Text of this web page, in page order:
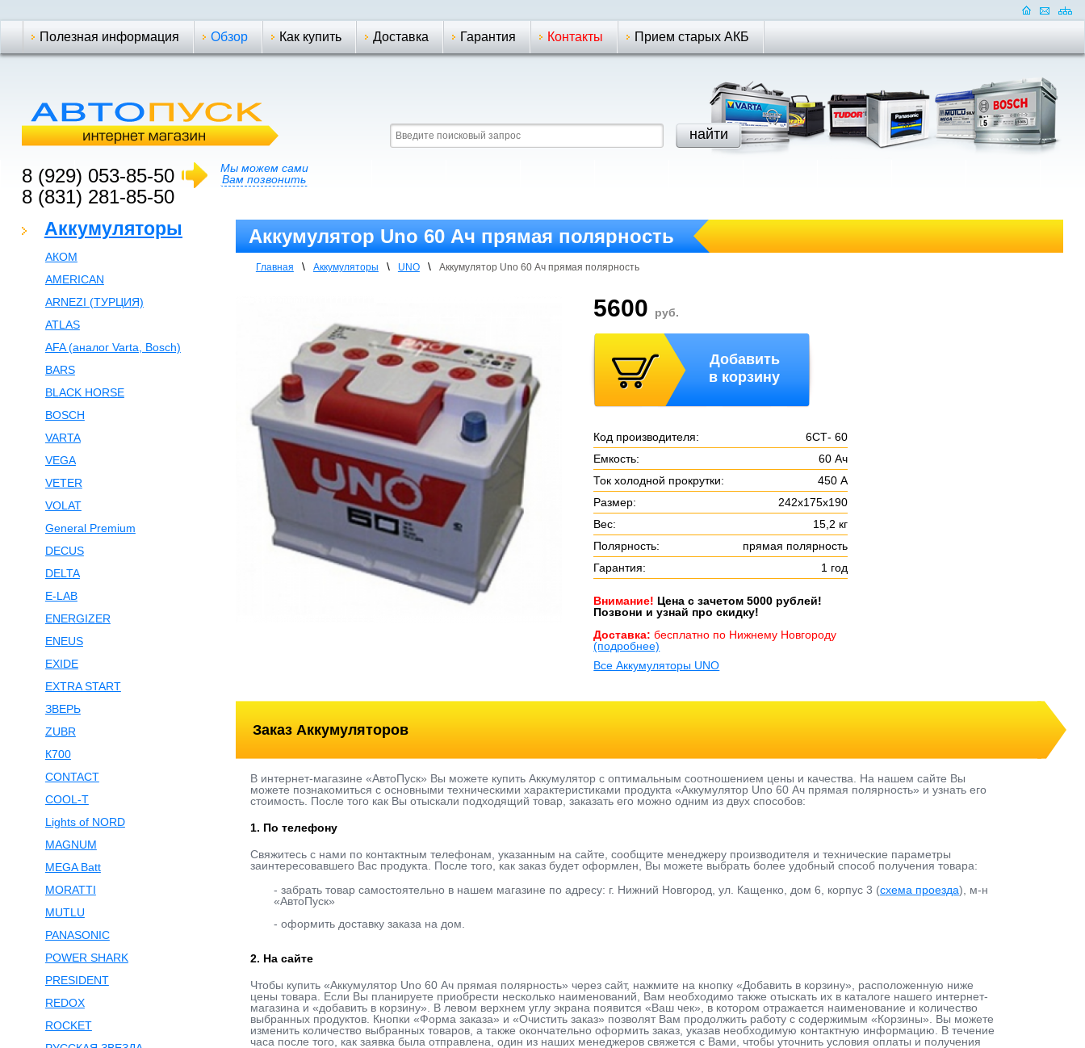
Полезная информация Обзор Как купить Доставка Гарантия Контакты Прием старых АКБ
8 (929) 053-85-50
8 (831) 281-85-50
Мы можем сами
Вам позвонить
Аккумуляторы
АКОМ
AMERICAN
ARNEZI (ТУРЦИЯ)
ATLAS
AFA (аналог Varta, Bosch)
BARS
BLACK HORSE
BOSCH
VARTA
VEGA
VETER
VOLAT
General Premium
DECUS
DELTA
E-LAB
ENERGIZER
ENEUS
EXIDE
EXTRA START
ЗВЕРЬ
ZUBR
К700
CONTACT
COOL-T
Lights of NORD
MAGNUM
MEGA Batt
MORATTI
MUTLU
PANASONIC
POWER SHARK
PRESIDENT
REDOX
ROCKET
Аккумулятор Uno 60 Ач прямая полярность
Главная \ Аккумуляторы \ UNO \ Аккумулятор Uno 60 Ач прямая полярность
5600 руб.
Добавить
в корзину
Код производителя:
6СТ- 60
Емкость:
60 Ач
Ток холодной прокрутки:
450 А
Размер:
242х175х190
Вес:
15,2 кг
Полярность:
прямая полярность
Гарантия:
1 год
Внимание! Цена с зачетом 5000 рублей!
Позвони и узнай про скидку!
Доставка: бесплатно по Нижнему Новгороду
(подробнее)
Все Аккумуляторы UNO
Заказ Аккумуляторов
В интернет-магазине «АвтоПуск» Вы можете купить Аккумулятор с оптимальным соотношением цены и качества. На нашем сайте Вы
можете познакомиться с основными техническими характеристиками продукта «Аккумулятор Uno 60 Ач прямая полярность» и узнать его
стоимость. После того как Вы отыскали подходящий товар, заказать его можно одним из двух способов:
1. По телефону
Свяжитесь с нами по контактным телефонам, указанным на сайте, сообщите менеджеру производителя и технические параметры
заинтересовавшего Вас продукта. После того, как заказ будет оформлен, Вы можете выбрать более удобный способ получения товара:
- забрать товар самостоятельно в нашем магазине по адресу: г. Нижний Новгород, ул. Кащенко, дом 6, корпус 3 (схема проезда), м-н
«АвтоПуск»
- оформить доставку заказа на дом.
2. На сайте
Чтобы купить «Аккумулятор Uno 60 Ач прямая полярность» через сайт, нажмите на кнопку «Добавить в корзину», расположенную ниже
цены товара. Если Вы планируете приобрести несколько наименований, Вам необходимо также отыскать их в каталоге нашего интернет-
магазина и «добавить в корзину». В левом верхнем углу экрана появится «Ваш чек», в котором отражается наименование и количество
выбранных продуктов. Кнопки «Форма заказа» и «Очистить заказ» позволят Вам продолжить работу с содержимым «Корзины». Вы можете
изменить количество выбранных товаров, а также окончательно оформить заказ, указав необходимую контактную информацию. В течение
часа после того, как заявка была отправлена, один из наших менеджеров свяжется с Вами, чтобы уточнить условия оплаты и получения